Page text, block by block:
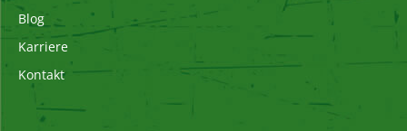
Blog
Karriere
Kontakt